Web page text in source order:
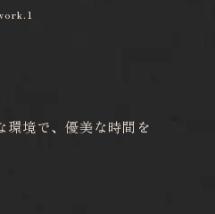
環境で、優美な時間を